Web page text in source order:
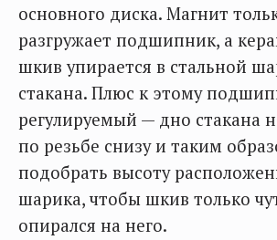
основного диска. Магнит
разгружает подшипник, а
шкив упирается в стальной
стакана. Плюс к этому
регулируемый — дно стакана
по резьбе снизу и таким
подобрать высоту
шарика, чтобы шкив только
опирался на него.